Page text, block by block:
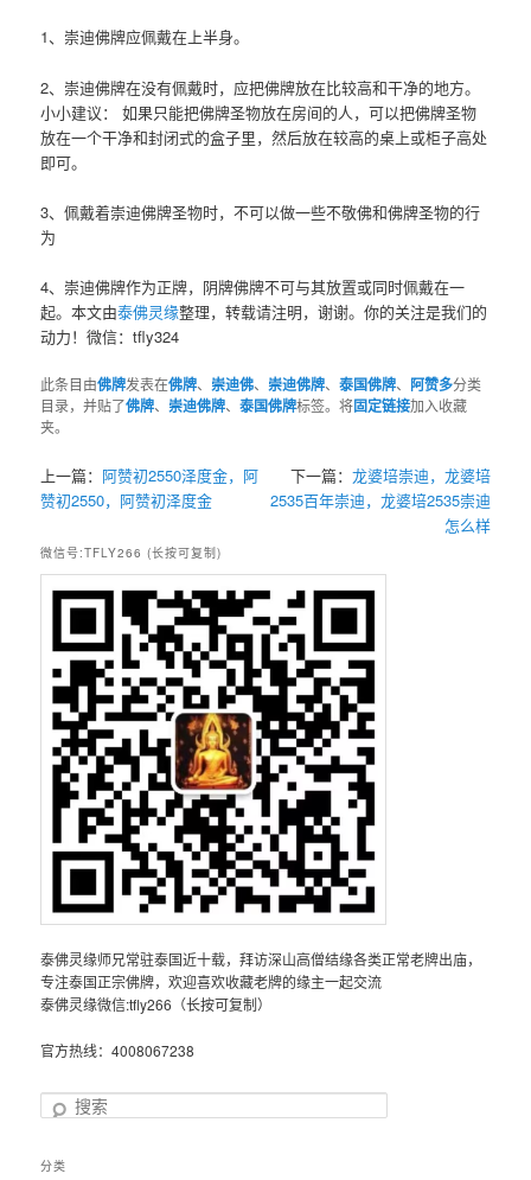
1、崇迪佛牌应佩戴在上半身。
2、崇迪佛牌在没有佩戴时，应把佛牌放在比较高和干净的地方。
小小建议： 如果只能把佛牌圣物放在房间的人，可以把佛牌圣物
放在一个干净和封闭式的盒子里，然后放在较高的桌上或柜子高处
即可。
3、佩戴着崇迪佛牌圣物时，不可以做一些不敬佛和佛牌圣物的行
为
4、崇迪佛牌作为正牌，阴牌佛牌不可与其放置或同时佩戴在一
起。本文由泰佛灵缘整理，转载请注明，谢谢。你的关注是我们的
动力！微信：tfly324
此条目由佛牌发表在佛牌、 崇迪佛、 崇迪佛牌、泰国佛牌、 阿赞多分类
目录，并贴了佛牌、 崇迪佛牌、泰国佛牌标签。将固定链接加入收藏
夹。
上一篇： 阿赞初2550泽度金，阿
赞初2550，阿赞初泽度金
下一篇： 龙婆培崇迪，龙婆培
2535百年崇迪，龙婆培2535崇迪
怎么样
微信号:TFLY266 (长按可复制)
泰佛灵缘师兄常驻泰国近十载，拜访深山高僧结缘各类正常老牌出庙，
专注泰国正宗佛牌，欢迎喜欢收藏老牌的缘主一起交流
泰佛灵缘微信:tfly266（长按可复制）
官方热线：4008067238
搜
分类